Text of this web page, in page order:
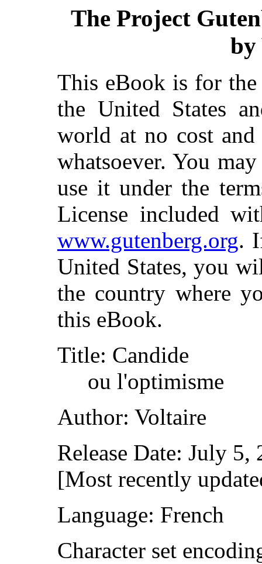
The Project
by
This eBook is for
the United States
world at no cost
whatsoever. You
use it under the
License included
www.gutenberg.org.
United States, you
the country where
this eBook.
Title: Candide
ou l'optimisme
Author: Voltaire
Release Date: July
[Most recently
Language: French
Character set